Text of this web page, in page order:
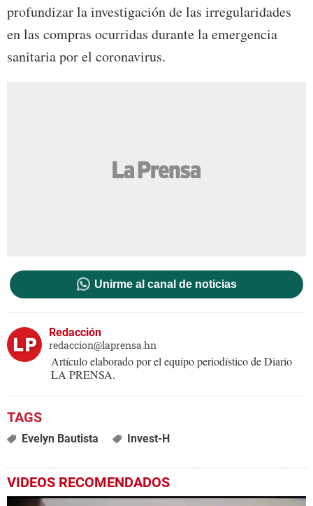
profundizar la investigación de las irregularidades
en las compras ocurridas durante la emergencia
sanitaria por el coronavirus.
Unirme al canal de noticias
Redacción
redaccion@laprensa.hn
Artículo elaborado por el equipo periodístico de Diario
LA PRENSA.
Evelyn Bautista Invest-H
VIDEOS RECOMENDADOS